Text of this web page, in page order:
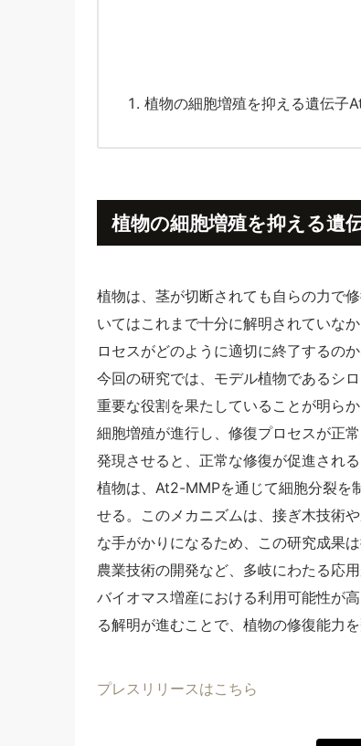
植物の細胞増殖を抑える遺伝子
植物の細胞増殖を抑える遺
植物は、茎が切断されても自らの力で
いてはこれまで十分に解明されていな
ロセスがどのように適切に終了するのか
今回の研究では、モデル植物であるシ
重要な役割を果たしていることが明ら
細胞増殖が進行し、修復プロセスが正
発現させると、正常な修復が促進される
植物は、At2-MMPを通じて細胞分裂を
せる。このメカニズムは、接ぎ木技術
な手がかりになるため、この研究成果
農業技術の開発など、多岐にわたる応
バイオマス増産における利用可能性が
る解明が進むことで、植物の修復能力
プレスリリースはこちら